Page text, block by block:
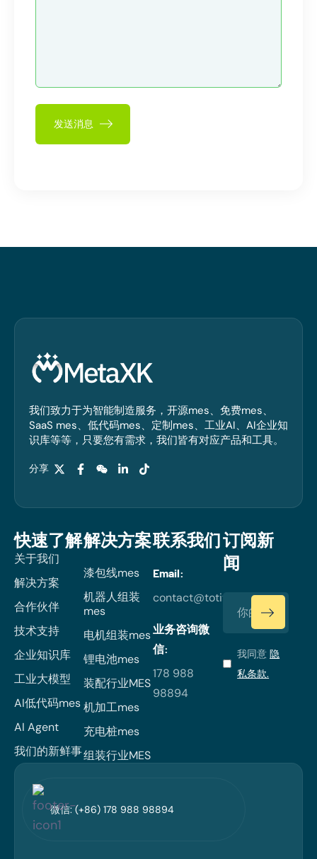
我们致力于为智能制造服务，开源mes、免费mes、
SaaS mes、低代码mes、定制mes、工业AI、AI企业知
识库等等，只要您有需求，我们皆有对应产品和工具。
分享
快速了解
关于我们
解决方案
合作伙伴
技术支持
企业知识库
工业大模型
AI低代码mes
AI Agent
我们的新鲜事
解决方案
漆包线mes
机器人组装
mes
电机组装mes
锂电池mes
装配行业MES
机加工mes
充电桩mes
组装行业MES
联系我们
Email:
contact@totiverse.com
业务咨询微
信:
178 988
98894
订阅新
闻
我同意隐
私条款.
微信: (+86) 178 988 98894